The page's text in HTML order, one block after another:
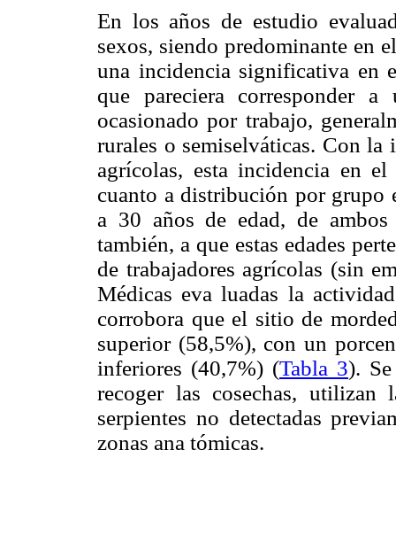
En los años de estudio
sexos, siendo predominante en
una incidencia significativa en
que pareciera corresponder
ocasionado por trabajo,
rurales o semiselváticas. Con la
agrícolas, esta incidencia en
cuanto a distribución por grupo
a 30 años de edad, de
también, a que estas edades
de trabajadores agrícolas (sin
Médicas eva luadas la
corrobora que el sitio de
superior (58,5%), con un
inferiores (40,7%) (Tabla 3).
recoger las cosechas, utilizan
serpientes no detectadas
zonas ana tómicas.